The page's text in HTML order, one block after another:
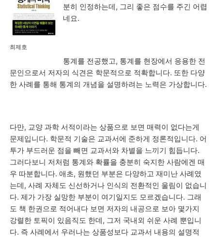
최제호
분히 인정하는데, 그리 좋은 점수를 주긴 어렵
네요.
통계를 전공했고, 통계를 현장에서 응용한 전
문인으로서 저자의 식견은 학문적으로 적확합니다. 또한 다양
한 사례를 통해 통계의 개념을 설명하려는 노력은 가상합니다.
다만, 교양 과학 서적이라는 상품으로 보면 매력이 없다는게
문제입니다. 학문적 기술은 교과서에 준하게 정론적입니다. 어
투가 부드러운 점을 빼면 교과서와 차별을 느끼기 힘듭니다.
그러다보니 저처럼 통계와 확률을 충분히 숙지한 사람에겐 매
우 따분합니다. 애초, 원했던 부분은 다양하고 재미난 사례였
는데, 사례 자체도 신선하거나 인식의 전환적인 울림이 없습니
다. 제가 가장 실망한 부분이 여기일지도 모르겠습니다. 그래
도 책 한권으로 적어내다 보면 저자의 내공으로 보아 몇가지
강렬한 토픽이 있음직도 한데, 그저 국내외 쉬운 사례 뿐입니
다. 즉 사례에서 우러나는 상품성보다 교과서 내용의 설명적